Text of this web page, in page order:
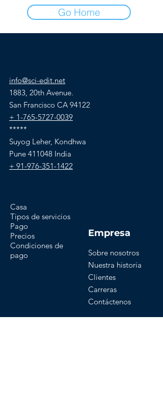
Go Home
info@sci-edit.net
1883, 20th Avenue.
San Francisco CA 94122
+ 1-765-5727-0039
*****
Suyog Leher, Kondhwa
Pune 411048 India
+ 91-976-351-1422
Casa
Tipos de servicios
Pago
Precios
Condiciones de
pago
Empresa
Sobre nosotros
Nuestra historia
Clientes
Carreras
Contáctenos